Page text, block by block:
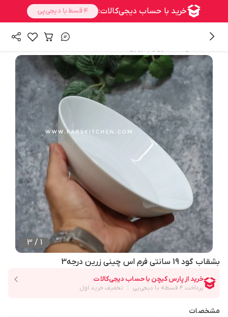
1
/
3
بشقاب گود 19 سانتی فرم اس چینی زرین درجه3
مشخصات